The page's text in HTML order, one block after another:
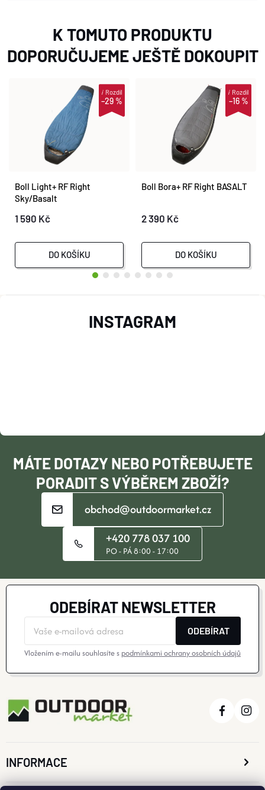
K TOMUTO PRODUKTU
DOPORUČUJEME JEŠTĚ DOKOUPIT
–29 %
iRozdíl
Boll Light+ RF Right
Sky/Basalt
1 590 Kč
DO KOŠÍKU
–16 %
iRozdíl
Boll Bora+ RF Right BASALT
2 390 Kč
DO KOŠÍKU
T
MÁTE DOTAZY NEBO POTŘEBUJETE
PORADIT S VÝBĚREM ZBOŽÍ?
obchod@outdoormarket.cz
+420 778 037 100
PO - PÁ 8:00 - 17:00
INSTAGRAM
ODEBÍRAT NEWSLETTER
ODEBÍRAT
Vložením e-mailu souhlasíte s podmínkami ochrany osobních údajů
INFORMACE